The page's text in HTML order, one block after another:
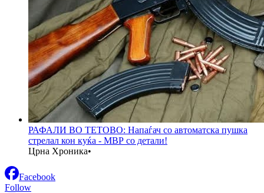
РАФАЛИ ВО ТЕТОВО: Напаѓач со автоматска пушка
стрелал кон куќа - МВР со детали!
Црна Хроника•
Facebook
Follow